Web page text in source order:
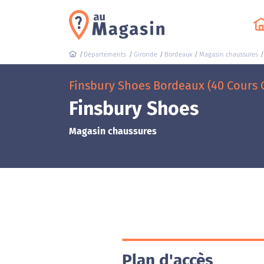
Départements Gironde Bordeaux Magasin chaussures
Finsbury Shoes Bordeaux (40 Cours
Finsbury Shoes
Magasin chaussures